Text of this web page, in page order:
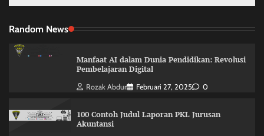
Random News
Manfaat AI dalam Dunia Pendidikan: Revolusi
Pembelajaran Digital
Rozak Abdur Februari 27, 2025 0
100 Contoh Judul Laporan PKL Jurusan
Akuntansi